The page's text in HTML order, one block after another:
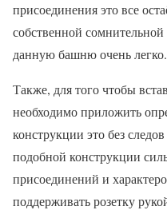
присоединения это все
собственной
данную башню очень легко.
Также, для того чтобы
необходимо приложить
конструкции это без
подобной конструкции
присоединений и
поддерживать розетку